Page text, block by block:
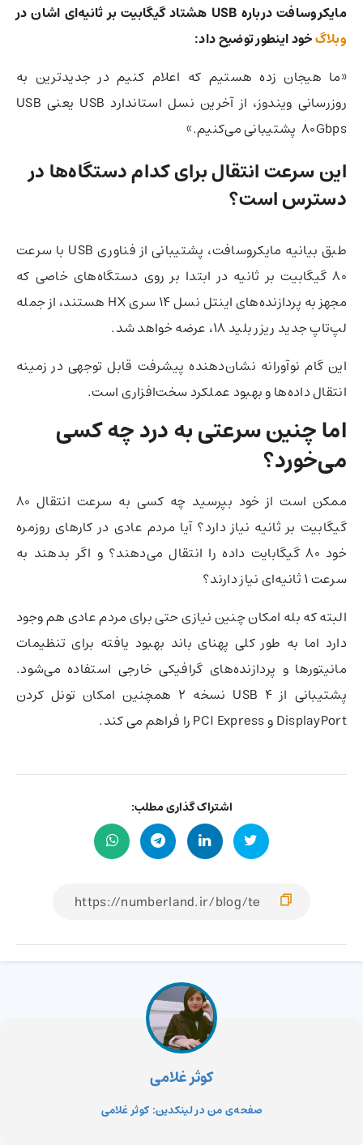
مایکروسافت درباره USB هشتاد گیگابیت بر ثانیه‌ای اشان در
وبلاگخود اینطورتوضیح داد:
«ما هیجان زده هستیم که اعلام کنیم در جدیدترین به
روزرسانی ویندوز، از آخرین نسل استاندارد USB یعنی USB
80Gbps پشتیبانی می‌کنیم.»
این سرعت انتقال برای کدام دستگاه‌ها در
دسترس است؟‌
طبق بیانیه مایکروسافت، پشتیبانی از فناوری USB با سرعت
۸۰ گیگابیت بر ثانیه در ابتدا بر روی دستگاه‌های خاصی که
مجهز به پردازنده‌های اینتل نسل ۱۴ سری HX هستند، از جمله
لپ‌تاپ جدید ریزر بلید ۱۸، عرضه خواهد شد.
این گام نوآورانه نشان‌دهنده پیشرفت قابل توجهی در زمینه
انتقال داده‌ها و بهبود عملکرد سخت‌افزاری است.
اما چنین سرعتی به درد چه کسی
می‌خورد؟
ممکن است از خود بپرسید چه کسی به سرعت انتقال 80
گیگابیت بر ثانیه نیاز دارد؟ آیا مردم عادی در کارهای روزمره
خود ۸۰ گیگابایت داده را انتقال می‌دهند؟ و اگر بدهند به
سرعت ۱ ثانیه‌ای نیاز دارند؟‌
البته که بله امکان چنین نیازی حتی برای مردم عادی هم وجود
دارد اما به طور کلی پهنای باند بهبود یافته برای تنظیمات
مانیتورها و پردازنده‌های گرافیکی خارجی استفاده می‌شود.
پشتیبانی از USB 4 نسخه 2 همچنین امکان تونل کردن
DisplayPort و PCI Express را فراهم می کند.
اشتراک گذاری مطلب:
کوثر غلامی
صفحه‌ی من در لینکدین: کوثر غلامی